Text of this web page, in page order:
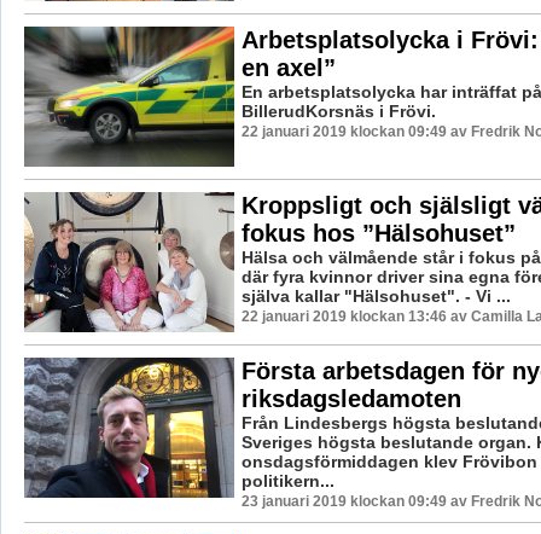
Arbetsplatsolycka i
en axel”
En arbetsplatsolycka har inträffat på
BillerudKorsnäs i Frövi.
22 januari 2019 klockan 09:49 av Fredrik
Kroppsligt och själsligt
fokus hos ”Hälsohuset”
Hälsa och välmående står i fokus
där fyra kvinnor driver sina egna
själva kallar "Hälsohuset". - Vi ...
22 januari 2019 klockan 13:46 av Camilla
Första arbetsdagen för
riksdagsledamoten
Från Lindesbergs högsta
Sveriges högsta beslutande organ.
onsdagsförmiddagen klev Frövibon
politikern...
23 januari 2019 klockan 09:49 av Fredrik